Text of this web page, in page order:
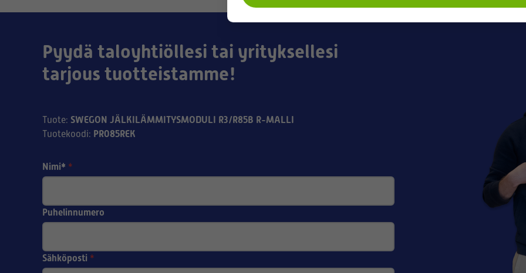
Pyydä taloyhtiöllesi tai yrityksellesi
tarjous tuotteistamme!
Tuote: SWEGON JÄLKILÄMMITYSMODULI R3/R85B R-MALLI
Tuotekoodi: PR085REK
Nimi* *
Puhelinnumero
Sähköposti *